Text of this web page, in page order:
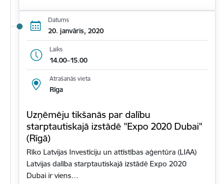
Datums
20. janvāris, 2020
Laiks
14.00–15.00
Atrašanās vieta
Rīga
Uzņēmēju tikšanās par dalību
starptautiskajā izstādē "Expo 2020 Dubai"
(Rīgā)
Rīko Latvijas Investīciju un attīstības aģentūra (LIAA)
Latvijas dalība starptautiskajā izstādē Expo 2020
Dubai ir viens…